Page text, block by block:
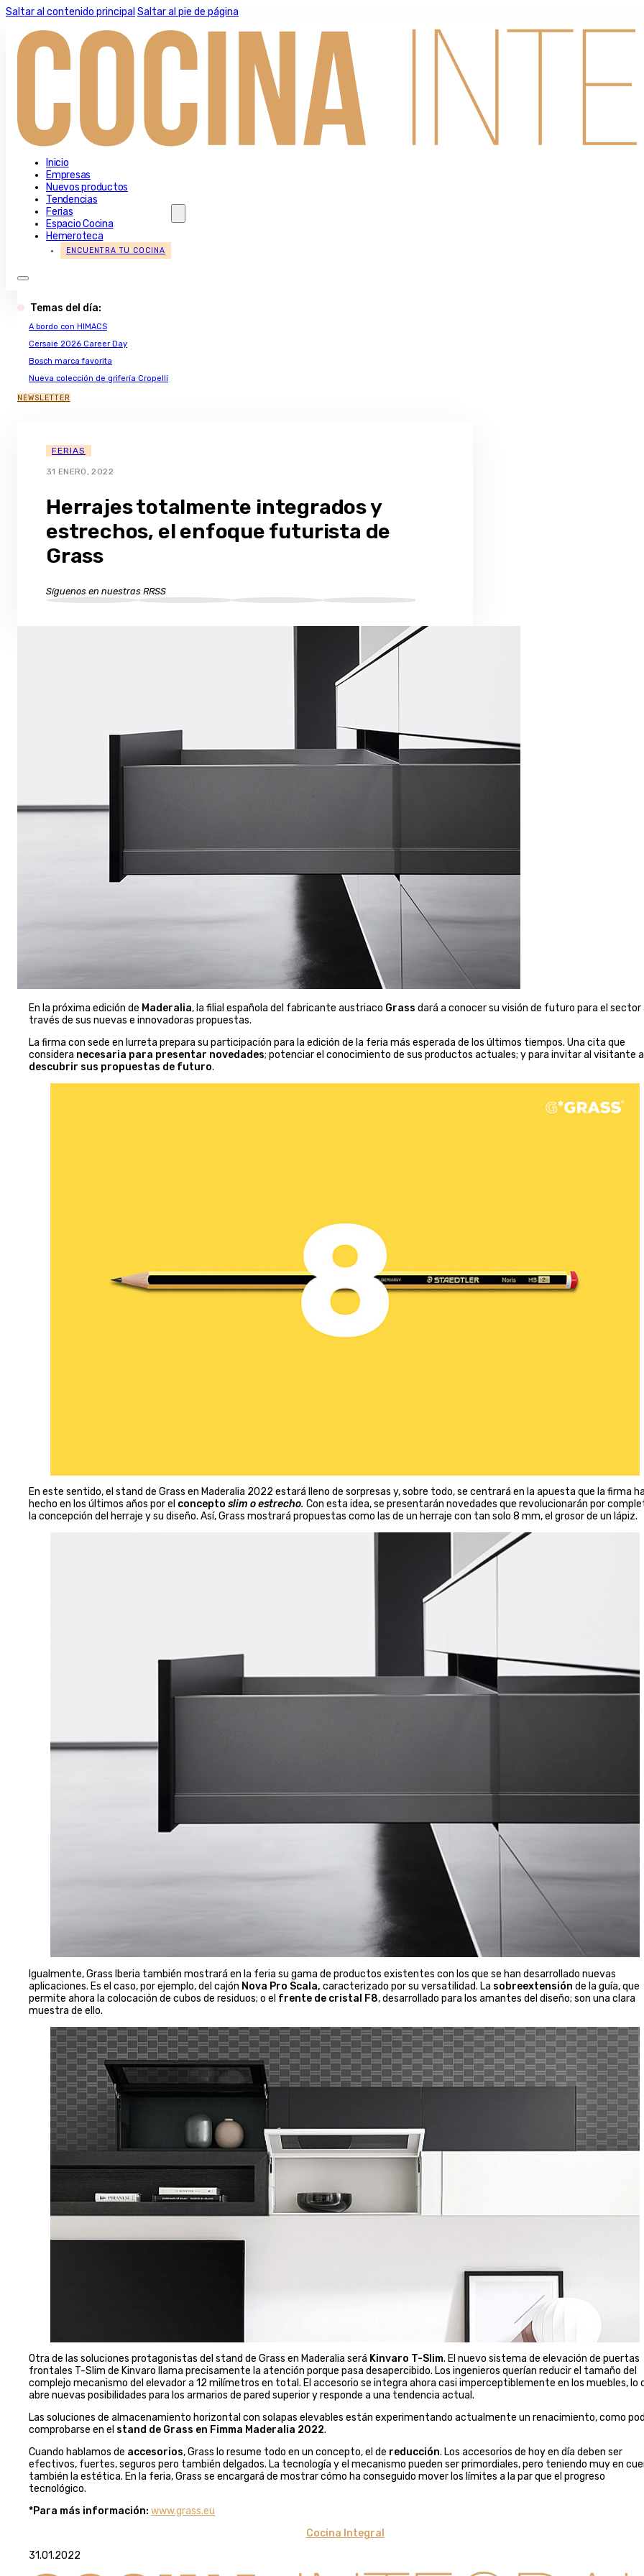
Saltar al contenido principal Saltar al pie de página
Inicio
Empresas
Nuevos productos
Tendencias
Ferias
Espacio Cocina
Hemeroteca
ENCUENTRA TU COCINA
Temas del día:
A bordo con HIMACS
Cersaie 2026 Career Day
Bosch marca favorita
Nueva colección de grifería Cropelli
NEWSLETTER
FERIAS
31 ENERO, 2022
Herrajes totalmente integrados y
estrechos, el enfoque futurista de
Grass
Síguenos en nuestras RRSS
En la próxima edición de Maderalia, la filial española del fabricante austriaco Grass dará a conocer su visión de futuro para el sector
través de sus nuevas e innovadoras propuestas.
La firma con sede en Iurreta prepara su participación para la edición de la feria más esperada de los últimos tiempos. Una cita que
considera necesaria para presentar novedades; potenciar el conocimiento de sus productos actuales; y para invitar al visitante a
descubrir sus propuestas de futuro.
En este sentido, el stand de Grass en Maderalia 2022 estará lleno de sorpresas y, sobre todo, se centrará en la apuesta que la firma
hecho en los últimos años por el concepto slim o estrecho. Con esta idea, se presentarán novedades que revolucionarán por
la concepción del herraje y su diseño. Así, Grass mostrará propuestas como las de un herraje con tan solo 8 mm, el grosor de un lápiz.
Igualmente, Grass Iberia también mostrará en la feria su gama de productos existentes con los que se han desarrollado nuevas
aplicaciones. Es el caso, por ejemplo, del cajón Nova Pro Scala, caracterizado por su versatilidad. La sobreextensión de la guía, que
permite ahora la colocación de cubos de residuos; o el frente de cristal F8, desarrollado para los amantes del diseño; son una clara
muestra de ello.
Otra de las soluciones protagonistas del stand de Grass en Maderalia será Kinvaro T-Slim. El nuevo sistema de elevación de puertas
frontales T-Slim de Kinvaro llama precisamente la atención porque pasa desapercibido. Los ingenieros querían reducir el tamaño del
complejo mecanismo del elevador a 12 milímetros en total. El accesorio se integra ahora casi imperceptiblemente en los muebles, lo
abre nuevas posibilidades para los armarios de pared superior y responde a una tendencia actual.
Las soluciones de almacenamiento horizontal con solapas elevables están experimentando actualmente un renacimiento, como
comprobarse en el stand de Grass en Fimma Maderalia 2022.
Cuando hablamos de accesorios, Grass lo resume todo en un concepto, el de reducción. Los accesorios de hoy en día deben ser
efectivos, fuertes, seguros pero también delgados. La tecnología y el mecanismo pueden ser primordiales, pero teniendo muy en
también la estética. En la feria, Grass se encargará de mostrar cómo ha conseguido mover los límites a la par que el progreso
tecnológico.
*Para más información: www.grass.eu
Cocina Integral
31.01.2022